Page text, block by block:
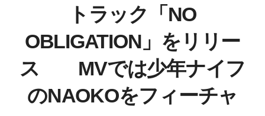
トラック「NO
OBLIGATION」をリリー
ス MVでは少年ナイフ
のNAOKOをフィーチャ